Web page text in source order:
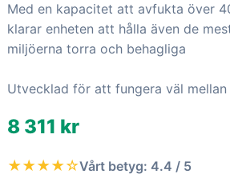
Med en kapacitet att avfukta över
klarar enheten att hålla även de
miljöerna torra och behagliga
Utvecklad för att fungera väl
8 311 kr
★★★★☆Vårt betyg: 4.4 / 5